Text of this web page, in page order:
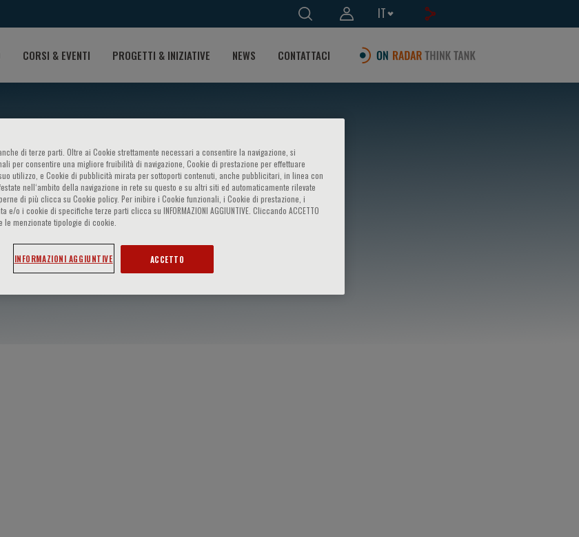
IT
CORSI & EVENTI PROGETTI & INIZIATIVE NEWS CONTATTACI
di terze parti. Oltre ai Cookie strettamente necessari a consentire la navigazione, si
per consentire una migliore fruibilità di navigazione, Cookie di prestazione per effettuare
utilizzo, e Cookie di pubblicità mirata per sottoporti contenuti, anche pubblicitari, in linea con
nell‘ambito della navigazione in rete su questo e su altri siti ed automaticamente rilevate
di più clicca su Cookie policy. Per inibire i Cookie funzionali, i Cookie di prestazione, i
o i cookie di specifiche terze parti clicca su INFORMAZIONI AGGIUNTIVE. Cliccando ACCETTO
le menzionate tipologie di cookie.
INFORMAZIONI AGGIUNTIVE ACCETTO